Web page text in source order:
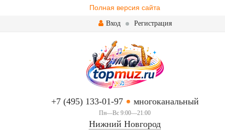
Полная версия сайта
Вход Регистрация
+7 (495) 133-01-97 многоканальный
Пн—Вс 9:00—21:00
Нижний Новгород